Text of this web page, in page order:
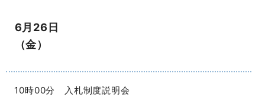
6月26日
（金）
10時00分 入札制度説明会